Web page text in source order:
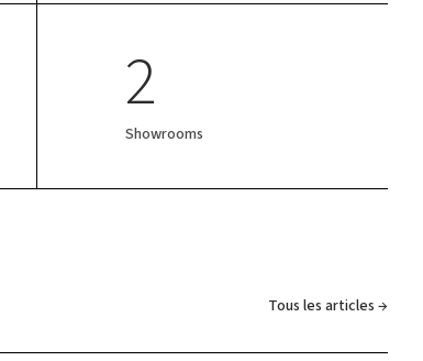
2
Showrooms
Tous les articles →